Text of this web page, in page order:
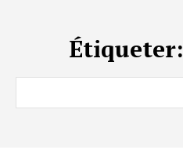
Étiqueter: